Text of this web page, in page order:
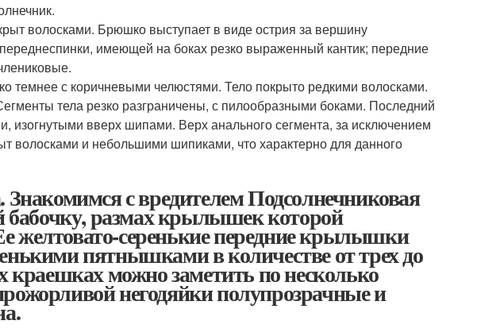
волосками. Брюшко выступает в виде острия за вершину
имеющей на боках резко выраженный кантик; передние
темнее с коричневыми челюстями. Тело покрыто редкими волосками.
тела резко разграничены, с пилообразными боками. Последний
изогнутыми вверх шипами. Верх анального сегмента, за исключением
волосками и небольшими шипиками, что характерно для данного
с вредителем Подсолнечниковая
бабочку, размах крылышек которой
желтовато-серенькие передние крылышки
пятнышками в количестве от трех до
можно заметить по несколько
негодяйки полупрозрачные и